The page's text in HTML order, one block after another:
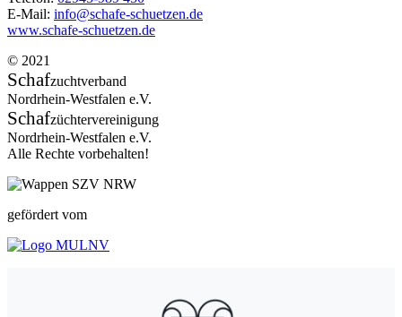
E-Mail: info@schafe-schuetzen.de
www.schafe-schuetzen.de
© 2021
Schafzuchtverband
Nordrhein-Westfalen e.V.
Schafzüchtervereinigung
Nordrhein-Westfalen e.V.
Alle Rechte vorbehalten!
gefördert vom